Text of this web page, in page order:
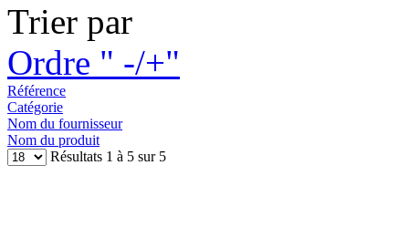
Trier par
Ordre " -/+"
Référence
Catégorie
Nom du fournisseur
Nom du produit
Résultats 1 à 5 sur 5